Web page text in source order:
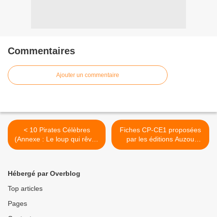
Commentaires
Ajouter un commentaire
< 10 Pirates Célèbres
(Annexe : Le loup qui rêvait
d'océan) [Dossier][Loup]
Fiches CP-CE1 proposées
par les éditions Auzou
(Annexe : Le loup qui rêvait
Hébergé par Overblog
Top articles
Pages